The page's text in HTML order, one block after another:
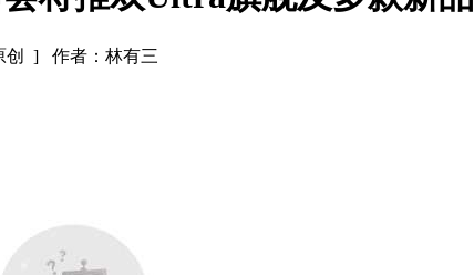
创 ] 作者：林有三